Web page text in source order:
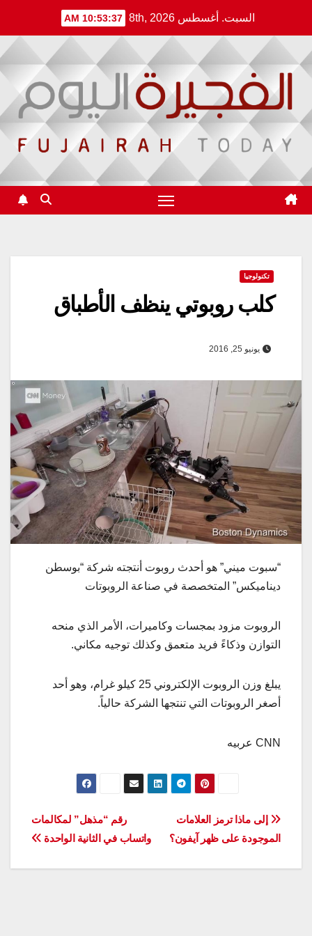
content
السبت. أغسطس 8th, 2026 10:53:38 AM
تكنولوجيا
كلب روبوتي ينظف الأطباق
يونيو 25, 2016
“سبوت ميني” هو أحدث روبوت أنتجته شركة “بوسطن
ديناميكس” المتخصصة في صناعة الروبوتات
الروبوت مزود بمجسات وكاميرات، الأمر الذي منحه
التوازن وذكاءً فريد متعمق وكذلك توجيه مكاني.
يبلغ وزن الروبوت الإلكتروني 25 كيلو غرام، وهو أحد
أصغر الروبوتات التي تنتجها الشركة حالياً.
CNN عربيه
تصفّح
المقالات
رقم “مذهل” لمكالمات
واتساب في الثانية الواحدة
إلى ماذا ترمز العلامات
الموجودة على ظهر آيفون؟